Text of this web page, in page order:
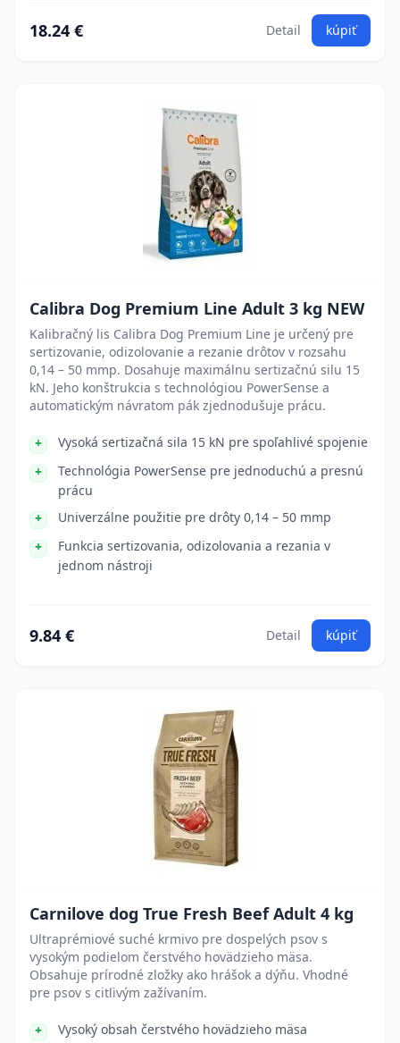
18.24 € Detail kúpiť
Calibra Dog Premium Line Adult 3 kg NEW
Kalibračný lis Calibra Dog Premium Line je určený pre
sertizovanie, odizolovanie a rezanie drôtov v rozsahu
0,14 – 50 mmp. Dosahuje maximálnu sertizačnú silu 15
kN. Jeho konštrukcia s technológiou PowerSense a
automatickým návratom pák zjednodušuje prácu.
Vysoká sertizačná sila 15 kN pre spoľahlivé spojenie
Technológia PowerSense pre jednoduchú a presnú
prácu
Univerzálne použitie pre drôty 0,14 – 50 mmp
Funkcia sertizovania, odizolovania a rezania v
jednom nástroji
9.84 € Detail kúpiť
Carnilove dog True Fresh Beef Adult 4 kg
Ultraprémiové suché krmivo pre dospelých psov s
vysokým podielom čerstvého hovädzieho mäsa.
Obsahuje prírodné zložky ako hrášok a dýňu. Vhodné
pre psov s citlivým zažívaním.
Vysoký obsah čerstvého hovädzieho mäsa